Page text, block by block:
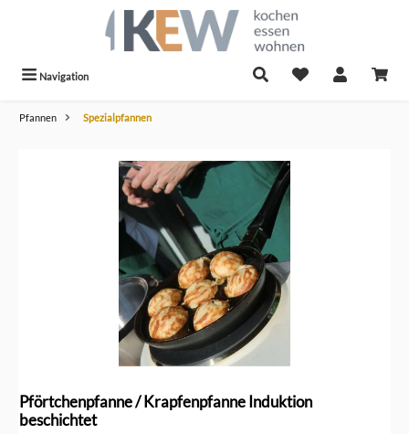
Navigation
Pfannen Spezialpfannen
Bildergalerie überspringen
Pförtchenpfanne / Krapfenpfanne Induktion
beschichtet